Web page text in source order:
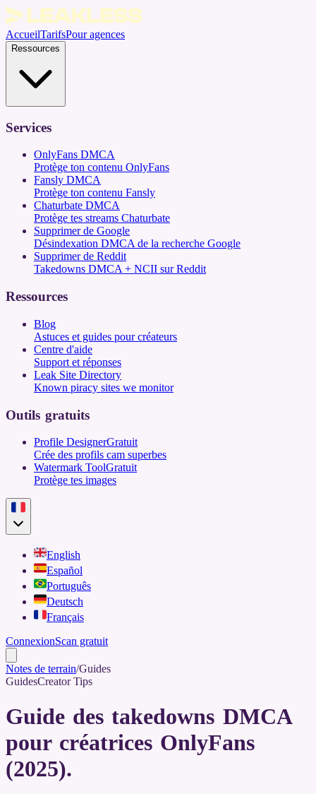
AccueilTarifsPour agences
Ressources
Services
OnlyFans DMCA
Protège ton contenu OnlyFans
Fansly DMCA
Protège ton contenu Fansly
Chaturbate DMCA
Protège tes streams Chaturbate
Supprimer de Google
Désindexation DMCA de la recherche Google
Supprimer de Reddit
Takedowns DMCA + NCII sur Reddit
Ressources
Blog
Astuces et guides pour créateurs
Centre d'aide
Support et réponses
Leak Site Directory
Known piracy sites we monitor
Outils gratuits
Profile DesignerGratuit
Crée des profils cam superbes
Watermark ToolGratuit
Protège tes images
English
Español
Português
Deutsch
Français
ConnexionScan gratuit
Notes de terrain/Guides
GuidesCreator Tips
Guide des takedowns DMCA
pour créatrices OnlyFans
(2025).